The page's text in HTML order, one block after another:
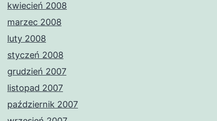
kwiecień 2008
marzec 2008
luty 2008
styczeń 2008
grudzień 2007
listopad 2007
październik 2007